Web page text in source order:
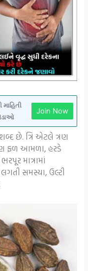
Join Now
છે. ત્રિ એટલે ત્રણ
ફળ આમળા, હરડે
માત્રામાં
સમસ્યા, ઉલ્ટી